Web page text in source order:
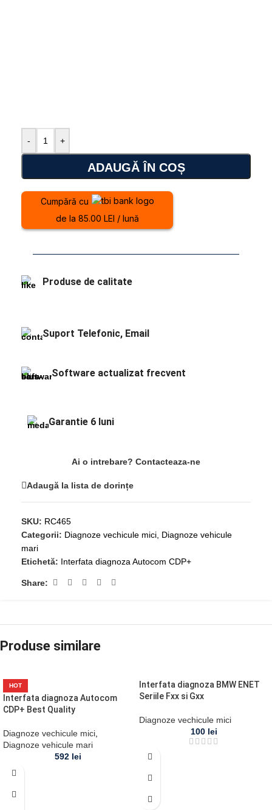
- +
ADAUGĂ ÎN COȘ
Cumpără cu
de la 85.00 LEI / lună
Produse de calitate
Suport Telefonic, Email
Software actualizat frecvent
Garantie 6 luni
Ai o intrebare? Contacteaza-ne
Adaugă la lista de dorințe
SKU: RC465
Categorii: Diagnoze vechicule mici, Diagnoze vehicule
mari
Etichetă: Interfata diagnoza Autocom CDP+
Share:
Produse similare
HOT
Interfata diagnoza Autocom
CDP+ Best Quality
Diagnoze vechicule mici,
Diagnoze vehicule mari
592 lei
Interfata diagnoza BMW ENET
Seriile Fxx si Gxx
Diagnoze vechicule mici
100 lei